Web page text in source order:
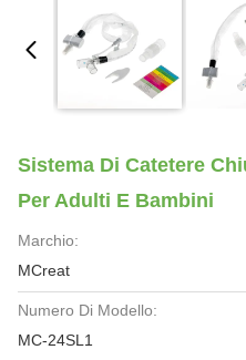
Sistema Di Catetere
Per Adulti E Bambini
Marchio:
MCreat
Numero Di Modello:
MC-24SL1